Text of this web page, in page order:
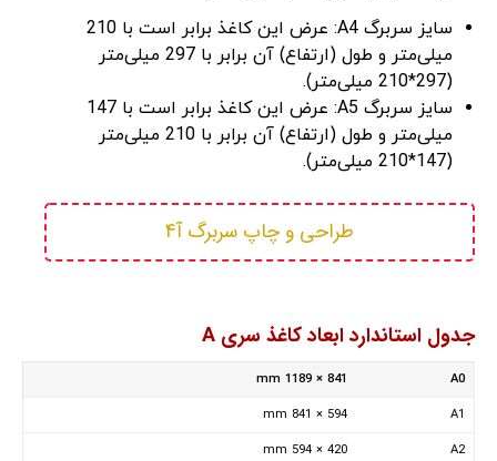
سایز سربرگ A4: عرض این کاغذ برابر است با 210
میلی‌متر و طول (ارتفاع) آن برابر با 297 میلی‌متر
(297*210 میلی‌متر).
سایز سربرگ A5: عرض این کاغذ برابر است با 147
میلی‌متر و طول (ارتفاع) آن برابر با 210 میلی‌متر
(147*210 میلی‌متر).
طراحی و چاپ سربرگ آ4
جدول استاندارد ابعاد کاغذ سری A
A0
841 × 1189 mm
A1
594 × 841 mm
A2
420 × 594 mm